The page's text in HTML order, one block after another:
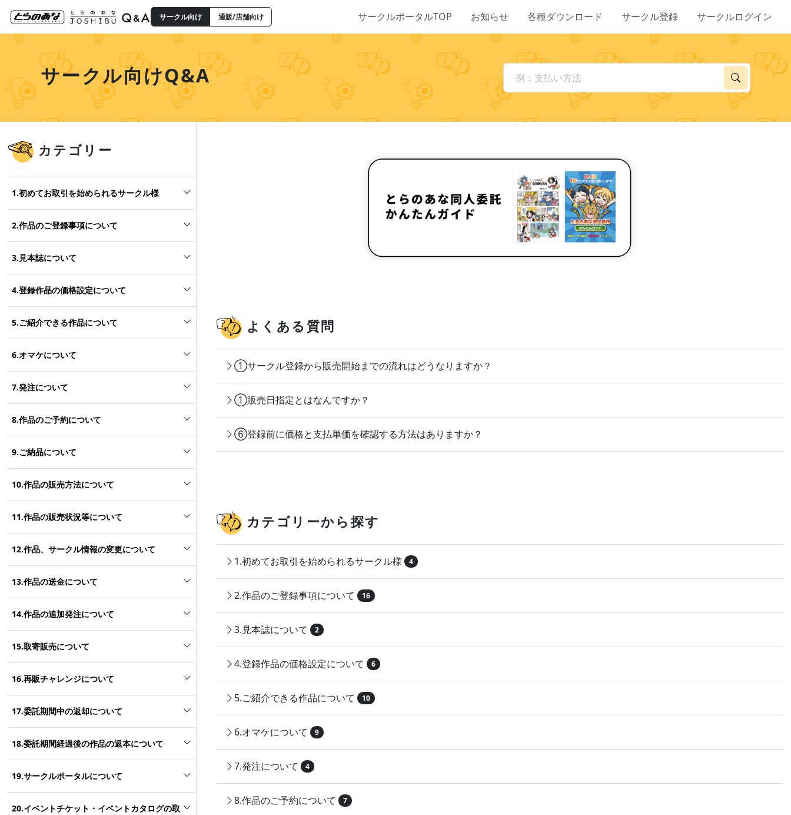
サークル向け 通販/店舗向け サークルポータルTOP お知らせ 各種ダウンロード サークル登録 サークルログイン
サークル向けQ&A
カテゴリー
1.初めてお取引を始められるサークル様
2.作品のご登録事項について
3.見本誌について
4.登録作品の価格設定について
5.ご紹介できる作品について
6.オマケについて
7.発注について
8.作品のご予約について
9.ご納品について
10.作品の販売方法について
11.作品の販売状況等について
12.作品、サークル情報の変更について
13.作品の送金について
14.作品の追加発注について
15.取寄販売について
16.再販チャレンジについて
17.委託期間中の返却について
18.委託期間経過後の作品の返本について
19.サークルポータルについて
20.イベントチケット・イベントカタログの取
よくある質問
①サークル登録から販売開始までの流れはどうなりますか？
①販売日指定とはなんですか？
⑥登録前に価格と支払単価を確認する方法はありますか？
カテゴリーから探す
1.初めてお取引を始められるサークル様 4
2.作品のご登録事項について 16
3.見本誌について 2
4.登録作品の価格設定について 6
5.ご紹介できる作品について 10
6.オマケについて 9
7.発注について 4
8.作品のご予約について 7